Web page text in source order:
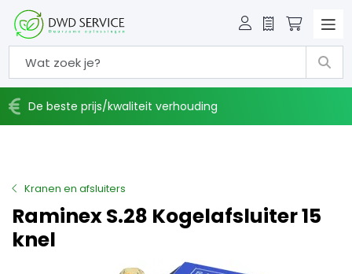
Offerte
De beste prijs/kwaliteit verhouding
Kranen en afsluiters
Raminex S.28 Kogelafsluiter 15
knel